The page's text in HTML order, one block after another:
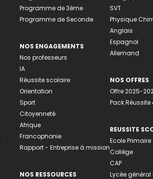
Programme de 3ème
Programme de Seconde
NOS ENGAGEMENTS
Nos professeurs
IA
Réussite scolaire
Orientation
Sport
Citoyenneté
Afrique
Francophonie
Rapport - Entreprise à mission
NOS RESSOURCES
SVT
Physique
Anglais
Espagnol
Allemand
NOS OFFRES
Offre 2025-
Pack Réussite
REUSSITE
Ecole Primaire
Collège
CAP
Lycée